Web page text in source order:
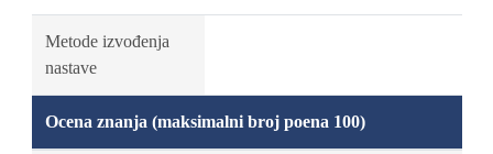
Metode izvođenja
nastave
Ocena znanja (maksimalni broj poena 100)